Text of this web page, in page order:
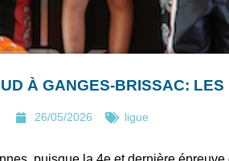
À GANGES-BRISSAC: LES
26/05/2026 ligue